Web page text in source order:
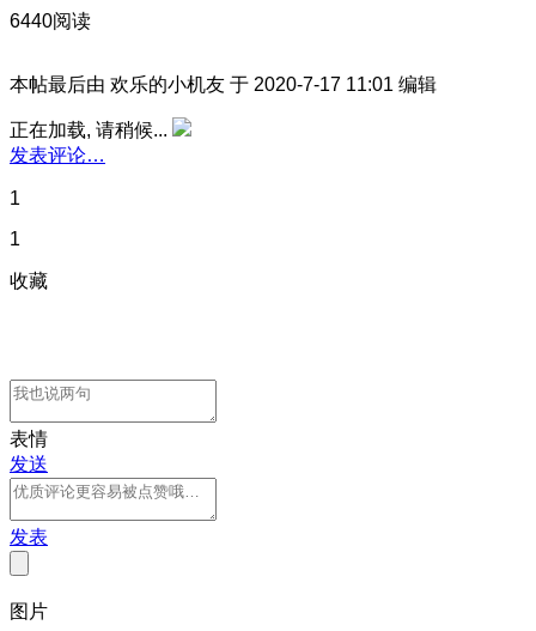
6440阅读
本帖最后由 欢乐的小机友 于 2020-7-17 11:01 编辑
正在加载, 请稍候...
发表评论…
1
1
收藏
表情
发送
发表
图片